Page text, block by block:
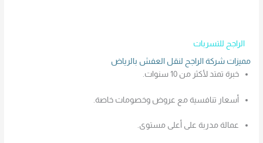
الراجح للتسربات
مميزات شركة الراجح لنقل العفش بالرياض
خبرة تمتد لأكثر من 10 سنوات.
أسعار تنافسية مع عروض وخصومات خاصة.
عمالة مدربة على أعلى مستوى.